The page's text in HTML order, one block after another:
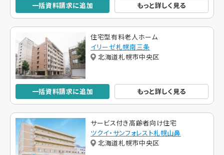
一括資料請求に追加 もっと詳しく見る
住宅型有料老人ホーム
イリーゼ札幌南三条
北海道札幌市中央区
一括資料請求に追加 もっと詳しく見る
サービス付き高齢者向け住宅
ツクイ・サンフォレスト札幌山鼻
北海道札幌市中央区